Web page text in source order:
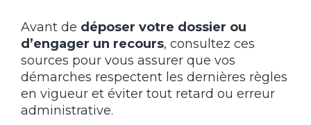
Avant de déposer votre dossier ou
d’engager un recours, consultez ces
sources pour vous assurer que vos
démarches respectent les dernières règles
en vigueur et éviter tout retard ou erreur
administrative.